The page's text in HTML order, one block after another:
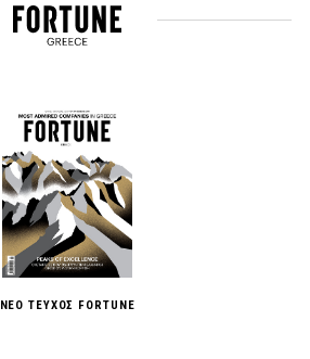
ΝΕΟ ΤΕΥΧΟΣ FORTUNE